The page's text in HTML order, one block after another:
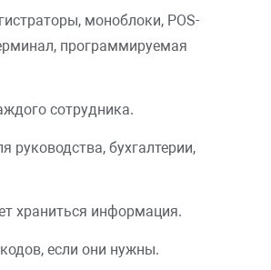
моноблоки, POS-
программируемая
сотрудника.
руководства, бухгалтерии,
храниться информация.
если они нужны.